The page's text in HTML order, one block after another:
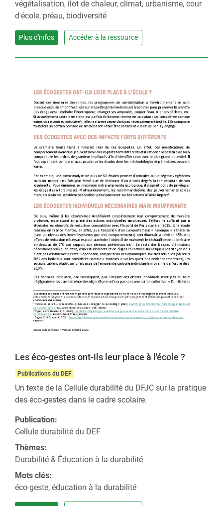
végétalisation, ilot de chaleur, climat, urbanisme, cour
d'école, préau, biodiversité
Plus d'infos Accéder à la ressource
Les éco-gestes ont-ils leur place à l'école ?
Publications du DEF
Un texte de la Cellule durabilité du DFJC sur la pratique
des éco-gestes dans le cadre scolaire.
Publication:
Cellule durabilité du DEF
Thèmes:
Durabilité & Éducation à la durabilité
Mots clés:
éco-geste, éducation à la durabilité